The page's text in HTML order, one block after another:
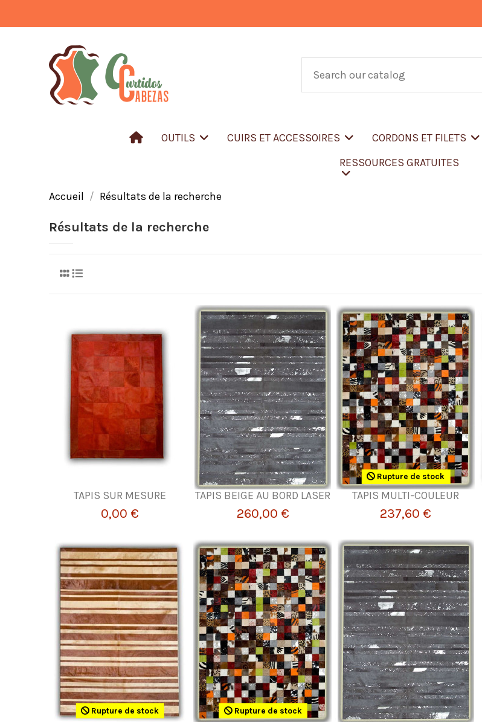
OUTILS CUIRS ET ACCESSOIRES CORDONS ET FILETS
RESSOURCES GRATUITES
Accueil Résultats de la recherche
Résultats de la recherche
TAPIS SUR MESURE
0,00 €
TAPIS BEIGE AU BORD LASER
260,00 €
Rupture de stock
TAPIS MULTI-COULEUR
237,60 €
Rupture de stock Rupture de stock